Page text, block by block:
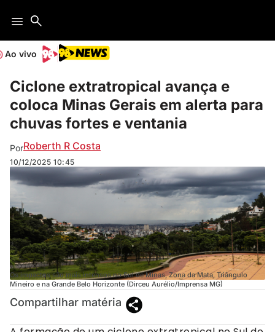
Ao vivo
Ciclone extratropical avança e
coloca Minas Gerais em alerta para
chuvas fortes e ventania
PorRoberth R Costa
10/12/2025 10:45
Os impactos são mais intensos no Sul de Minas, Zona da Mata, Triângulo
Mineiro e na Grande Belo Horizonte (Dirceu Aurélio/Imprensa MG)
Compartilhar matéria